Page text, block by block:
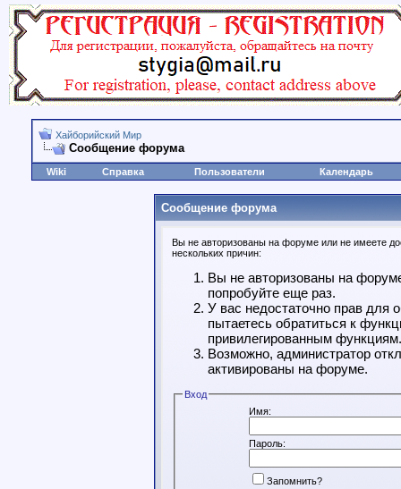
Хайборийский Мир
Сообщение форума
Wiki Справка Пользователи Календарь
Сообщение форума
Вы не авторизованы на форуме или не имеете
нескольких причин:
Вы не авторизованы на
попробуйте еще раз.
У вас недостаточно прав для
пытаетесь обратиться к
привилегированным функциям.
Возможно, администратор
активированы на форуме.
Вход
Имя:
Пароль:
Запомнить?